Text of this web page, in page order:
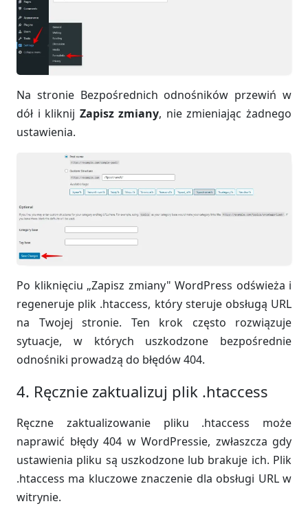
Na stronie Bezpośrednich odnośników przewiń w
dół i kliknij Zapisz zmiany, nie zmieniając żadnego
ustawienia.
Po kliknięciu „Zapisz zmiany" WordPress odświeża i
regeneruje plik .htaccess, który steruje obsługą URL
na Twojej stronie. Ten krok często rozwiązuje
sytuacje, w których uszkodzone bezpośrednie
odnośniki prowadzą do błędów 404.
4. Ręcznie zaktualizuj plik .htaccess
Ręczne zaktualizowanie pliku .htaccess może
naprawić błędy 404 w WordPressie, zwłaszcza gdy
ustawienia pliku są uszkodzone lub brakuje ich. Plik
.htaccess ma kluczowe znaczenie dla obsługi URL w
witrynie.